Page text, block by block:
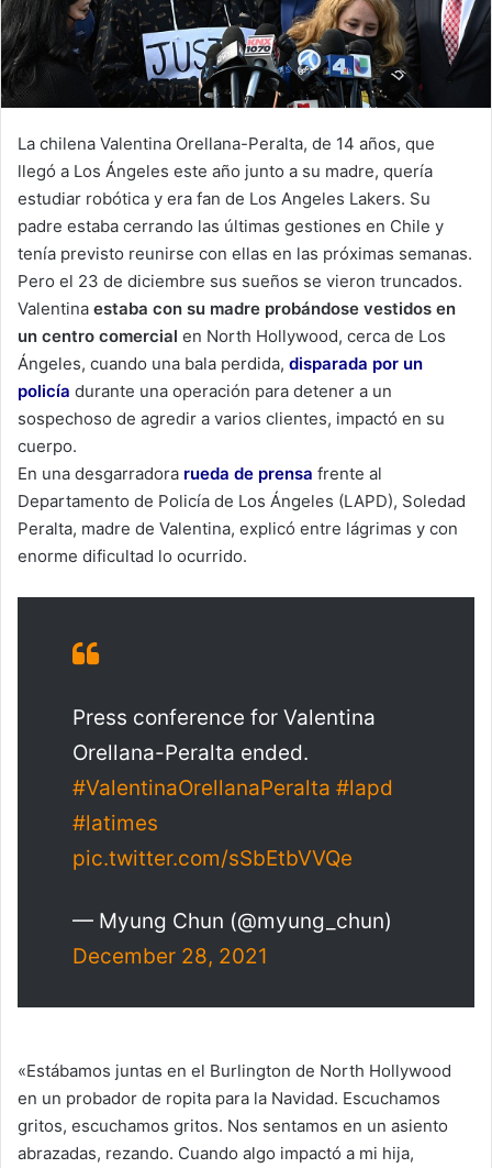
La chilena Valentina Orellana-Peralta, de 14 años, que
llegó a Los Ángeles este año junto a su madre, quería
estudiar robótica y era fan de Los Angeles Lakers. Su
padre estaba cerrando las últimas gestiones en Chile y
tenía previsto reunirse con ellas en las próximas semanas.
Pero el 23 de diciembre sus sueños se vieron truncados.
Valentina estaba con su madre probándose vestidos en
un centro comercial en North Hollywood, cerca de Los
Ángeles, cuando una bala perdida, disparada por un
policía durante una operación para detener a un
sospechoso de agredir a varios clientes, impactó en su
cuerpo.
En una desgarradora rueda de prensa frente al
Departamento de Policía de Los Ángeles (LAPD), Soledad
Peralta, madre de Valentina, explicó entre lágrimas y con
enorme dificultad lo ocurrido.
Press conference for Valentina
Orellana-Peralta ended.
#ValentinaOrellanaPeralta #lapd
#latimes
pic.twitter.com/sSbEtbVVQe
— Myung Chun (@myung_chun)
December 28, 2021
«Estábamos juntas en el Burlington de North Hollywood
en un probador de ropita para la Navidad. Escuchamos
gritos, escuchamos gritos. Nos sentamos en un asiento
abrazadas, rezando. Cuando algo impactó a mi hija,